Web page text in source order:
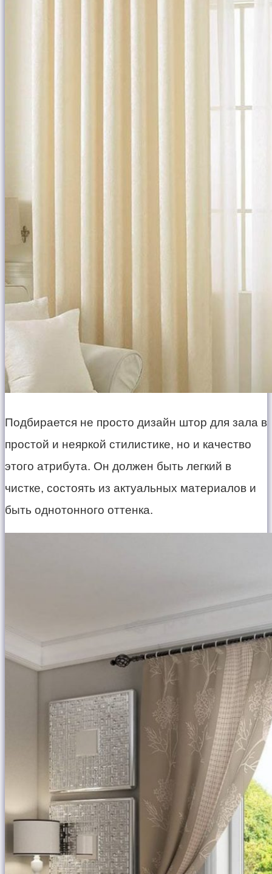
Подбирается не просто дизайн штор для зала в
простой и неяркой стилистике, но и качество
этого атрибута. Он должен быть легкий в
чистке, состоять из актуальных материалов и
быть однотонного оттенка.